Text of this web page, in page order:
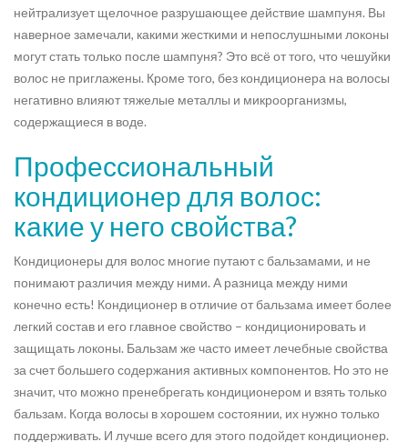
нейтрализует щелочное разрушающее действие шампуня. Вы
наверное замечали, какими жесткими и непослушными локоны
могут стать только после шампуня? Это всё от того, что чешуйки
волос не приглажены. Кроме того, без кондиционера на волосы
негативно влияют тяжелые металлы и микроорганизмы,
содержащиеся в воде.
Профессиональный
кондиционер для волос:
какие у него свойства?
Кондиционеры для волос многие путают с бальзамами, и не
понимают различия между ними. А разница между ними
конечно есть! Кондиционер в отличие от бальзама имеет более
легкий состав и его главное свойство – кондиционировать и
защищать локоны. Бальзам же часто имеет лечебные свойства
за счет большего содержания активных компонентов. Но это не
значит, что можно пренебрегать кондиционером и взять только
бальзам. Когда волосы в хорошем состоянии, их нужно только
поддерживать. И лучше всего для этого подойдет кондиционер.